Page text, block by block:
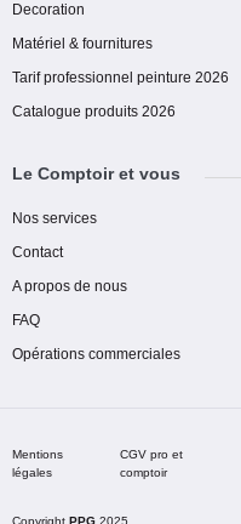
Decoration
Matériel & fournitures
Tarif professionnel peinture 2026
Catalogue produits 2026
Le Comptoir et vous
Nos services
Contact
A propos de nous
FAQ
Opérations commerciales
Mentions
légales
CGV pro et
comptoir
Copyright PPG 2025